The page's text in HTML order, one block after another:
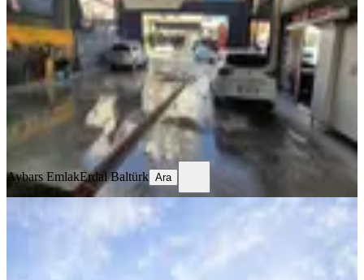
Merkezefendi, Saraylar Mahallesi
1 Oda·421 m²·Düz Giriş (Zemin)· 10.04.2026
2.100.000 ₺2.200.000 ₺
Aybars Emlak Erdal Baltürk
Aybars EmlakErdal Baltürk Ara
Akçeşme'de Mülküyle Satılık 2000m2
Yatırım Fırsatı İşyeri